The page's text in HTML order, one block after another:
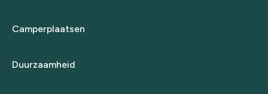
Camperplaatsen
Duurzaamheid